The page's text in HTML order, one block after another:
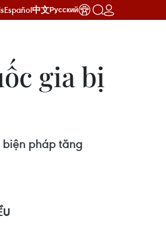
Español中文Русский
gia bị
pháp tăng